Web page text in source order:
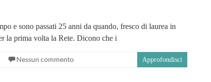
e sono passati 25 anni da quando, fresco di laurea in
la prima volta la Rete. Dicono che i
Nessun commento Approfondisci